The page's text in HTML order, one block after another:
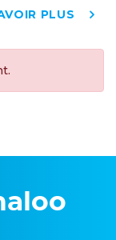
PLUS